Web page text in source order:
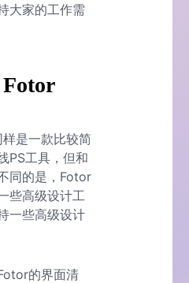
大家的工作需
是一款比较简
PS工具，但和
同的是，Fotor
些高级设计工
一些高级设计
的界面清